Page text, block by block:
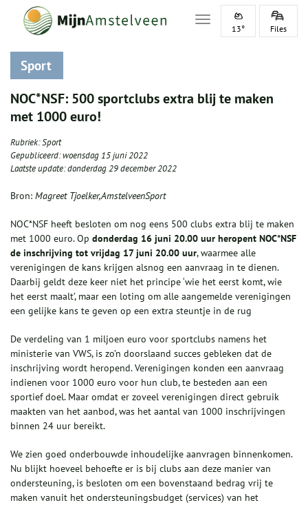
Toggle navigation
13° Files
Sport
NOC*NSF: 500 sportclubs extra blij te maken
met 1000 euro!
Rubriek:Sport
Gepubliceerd:woensdag 15 juni 2022
Laatste update:donderdag 29 december 2022
Bron: Magreet Tjoelker,AmstelveenSport
NOC*NSF heeft besloten om nog eens 500 clubs extra blij te maken
met 1000 euro.Op donderdag 16 juni 20.00 uur heropent NOC*NSF
de inschrijving tot vrijdag 17 juni 20.00 uur, waarmee alle
verenigingen de kans krijgen alsnog een aanvraag in te dienen.
Daarbij geldt deze keer niet het principe ‘wie het eerst komt, wie
het eerst maalt’, maar een loting om alle aangemelde verenigingen
een gelijke kans te geven op een extra steuntje in de rug
De verdeling van 1 miljoen euro voor sportclubs namens het
ministerie van VWS, is zo’n doorslaand succes gebleken dat de
inschrijving wordt heropend. Verenigingen konden een aanvraag
indienen voor 1000 euro voor hun club, te besteden aan een
sportief doel. Maar omdat er zoveel verenigingen direct gebruik
maakten van het aanbod, was het aantal van 1000 inschrijvingen
binnen 24 uur bereikt.
We zien goed onderbouwde inhoudelijke aanvragen binnenkomen.
Nu blijkt hoeveel behoefte er is bij clubs aan deze manier van
ondersteuning, is besloten om een bovenstaand bedrag vrij te
maken vanuit het ondersteuningsbudget (services) van het